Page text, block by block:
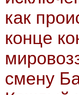
как
конце
смену